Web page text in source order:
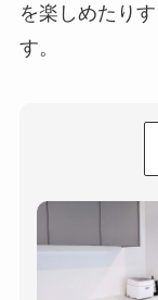
を楽しめたり
す。